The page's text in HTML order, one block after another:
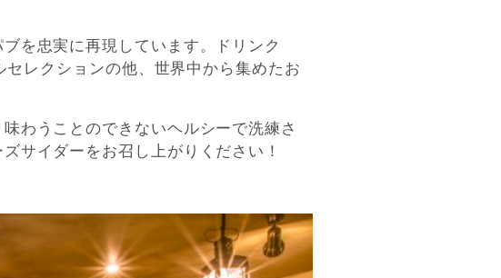
を忠実に再現しています。ドリンク
レクションの他、世界中から集めたお
わうことのできないヘルシーで洗練さ
サイダーをお召し上がりください！